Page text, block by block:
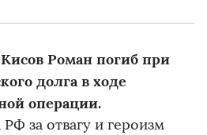
Роман погиб при
долга в ходе
операции.
за отвагу и героизм